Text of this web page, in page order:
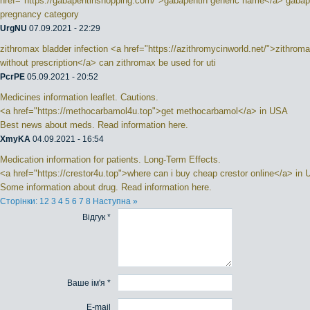
pregnancy category
UrgNU 07.09.2021 - 22:29
zithromax bladder infection <a href="https://azithromycinworld.net/
without prescription</a> can zithromax be used for uti
PcrPE 05.09.2021 - 20:52
Medicines information leaflet. Cautions.
<a href="https://methocarbamol4u.top">get methocarbamol</a> in USA
Best news about meds. Read information here.
XmyKA 04.09.2021 - 16:54
Medication information for patients. Long-Term Effects.
<a href="https://crestor4u.top">where can i buy cheap crestor online</a> in
Some information about drug. Read information here.
Сторінки: 12 3 4 5 6 7 8 Наступна »
Відгук *
Ваше ім'я *
E-mail